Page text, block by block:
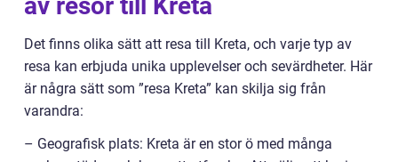
av resor till Kreta
Det finns olika sätt att resa till Kreta, och varje typ av
resa kan erbjuda unika upplevelser och sevärdheter. Här
är några sätt som ”resa Kreta” kan skilja sig från
varandra:
– Geografisk plats: Kreta är en stor ö med många